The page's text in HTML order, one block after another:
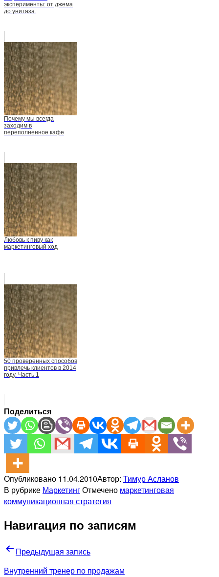
эксперименты: от джема
до унитаза.
Почему мы всегда
заходим в
переполненное кафе
Любовь к пиву как
маркетинговый ход
50 проверенных способов
привлечь клиентов в 2014
году. Часть 1
Поделиться
Опубликовано 11.04.2010Автор: Тимур Асланов
В рубрике МаркетингОтмечено маркетинговая
коммуникационная стратегия
Навигация по записям
Предыдущая запись
Внутренний тренер по продажам